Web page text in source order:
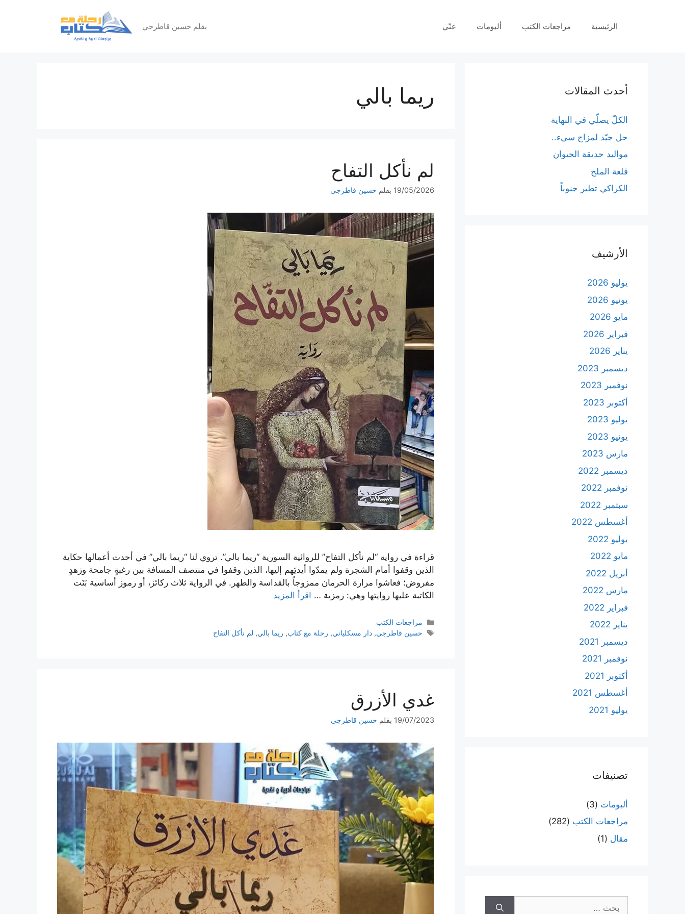
بقلم حسين قاطرجي الرئيسية مراجعات الكتب ألبومات عنّي
ريما بالي
لم نأكل التفاح
19/05/2026 بقلم حسين قاطرجي
قراءة في رواية “لم نأكل التفاح” للروائية السورية “ريما بالي”. تروي لنا “ريما بالي” في أحدث أعمالها حكاية
الذين وقفوا أمام الشجرة ولم يمدّوا أيديَهم إليها، الذين وقفوا في منتصف المسافة بين رغبةٍ جامحة وزهدٍ
مفروض؛ فعاشوا مرارة الحرمان ممزوجاً بالقداسة والطهر. في الرواية ثلاث ركائز، أو رموز أساسية بَنَت
الكاتبة عليها روايتها وهي: رمزية … اقرأ المزيد
التصنيفات
مراجعات الكتب
الوسوم
حسين قاطرجي,دار مسكلياني, رحلة مع كتاب, ريما بالي, لم نأكل التفاح
غدي الأزرق
19/07/2023 بقلم حسين قاطرجي
أحدث المقالات
الكلّ يصلّي في النهاية
حل جيّد لمزاج سيء..
مواليد حديقة الحيوان
قلعة الملح
الكراكي تطير جنوباً
الأرشيف
يوليو 2026
يونيو 2026
مايو 2026
فبراير 2026
يناير 2026
ديسمبر 2023
نوفمبر 2023
أكتوبر 2023
يوليو 2023
يونيو 2023
مارس 2023
ديسمبر 2022
نوفمبر 2022
سبتمبر 2022
أغسطس 2022
يوليو 2022
مايو 2022
أبريل 2022
مارس 2022
فبراير 2022
يناير 2022
ديسمبر 2021
نوفمبر 2021
أكتوبر 2021
أغسطس 2021
يوليو 2021
تصنيفات
ألبومات (3)
مراجعات الكتب (282)
مقال (1)